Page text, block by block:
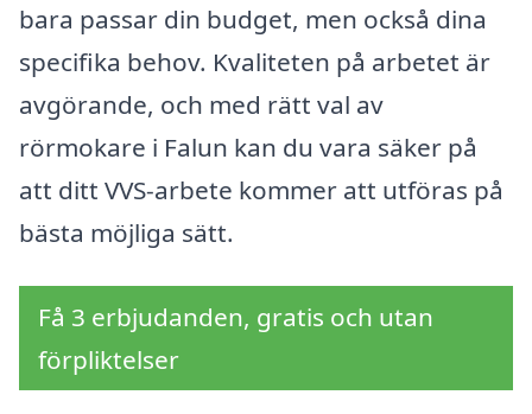
bara passar din budget, men också dina
specifika behov. Kvaliteten på arbetet är
avgörande, och med rätt val av
rörmokare i Falun kan du vara säker på
att ditt VVS-arbete kommer att utföras på
bästa möjliga sätt.
Få 3 erbjudanden, gratis och utan
förpliktelser